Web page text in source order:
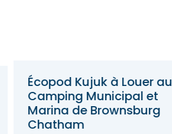
Écopod Kujuk à Louer au
Camping Municipal et
Marina de Brownsburg
Chatham